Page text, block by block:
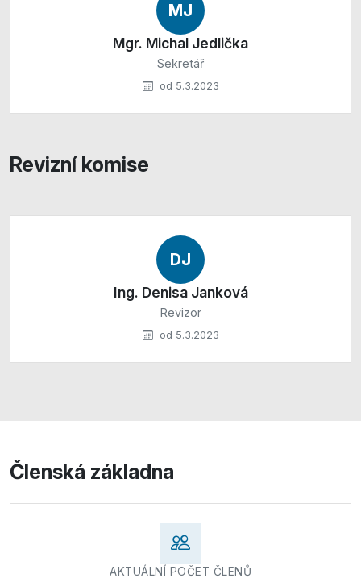
MJ
Mgr. Michal Jedlička
Sekretář
od 5.3.2023
Revizní komise
DJ
Ing. Denisa Janková
Revizor
od 5.3.2023
Členská základna
AKTUÁLNÍ POČET ČLENŮ